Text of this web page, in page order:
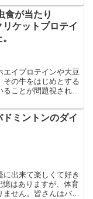
食が当たり
ケットプロテイ
エイプロテインや大豆
その牛をはじめとする
ことが問題視され、
切り替えることで、持
。今回は、話題のク
ミントンのダイ
出来て楽しくて好き
憶はありますが、体育
ません。皆さんはバド